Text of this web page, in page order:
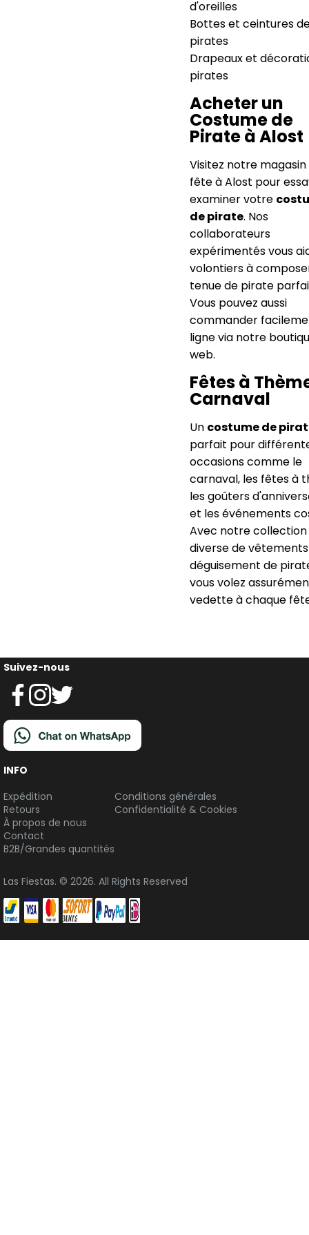
d'oreilles
Bottes et ceintures
pirates
Drapeaux et
pirates
Acheter un
Costume de
Pirate à Alost
Visitez notre magasin
fête à Alost pour
examiner votre
de pirate. Nos
collaborateurs
expérimentés vous
volontiers à
tenue de pirate
Vous pouvez aussi
commander
ligne via notre
web.
Fêtes à
Carnaval
Un costume de
parfait pour
occasions comme le
carnaval, les fêtes à
les goûters
et les événements
Avec notre collection
diverse de
déguisement de
vous volez
vedette à chaque
Suivez-nous
INFO
Expédition
Retours
À propos de nous
Contact
B2B/Grandes quantités
Conditions générales
Confidentialité & Cookies
Las Fiestas. © 2026. All Rights Reserved